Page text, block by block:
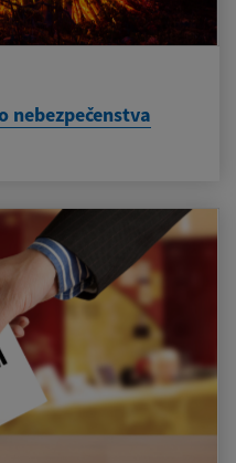
nebezpečenstva